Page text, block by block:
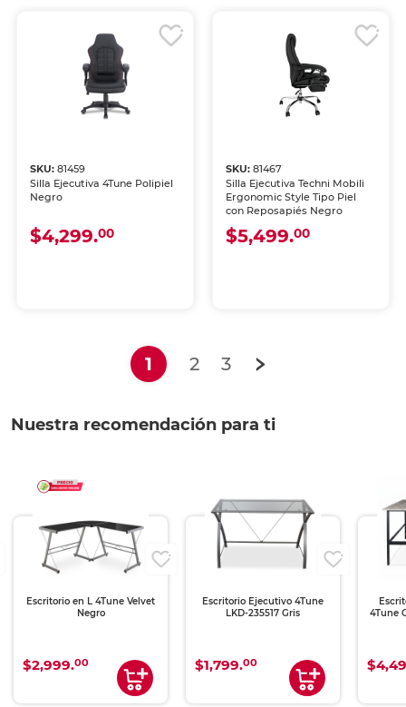
SKU:81459
Silla Ejecutiva 4Tune Polipiel
Negro
$4,299.00
SKU: 81467
Silla Ejecutiva Techni Mobili
Ergonomic Style Tipo Piel
con Reposapiés Negro
$5,499.00
1 (current)
2 3
Nuestra recomendación para ti
Escritorio en L 4Tune Velvet
Negro
$2,999.00
Escritorio Ejecutivo 4Tune
LKD-235517 Gris
$1,799.00
4Tune